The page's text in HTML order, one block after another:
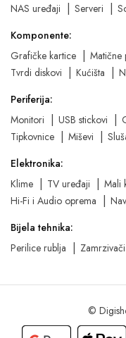
NAS uređaji
Serveri
Komponente:
Grafičke kartice
Matične
Tvrdi diskovi
Kućišta
Periferija:
Monitori
USB stickovi
Tipkovnice
Miševi
Elektronika:
Klime
TV uređaji Mali
Hi-Fi i Audio oprema
Bijela tehnika:
Perilice rublja
Zamrzivači
©